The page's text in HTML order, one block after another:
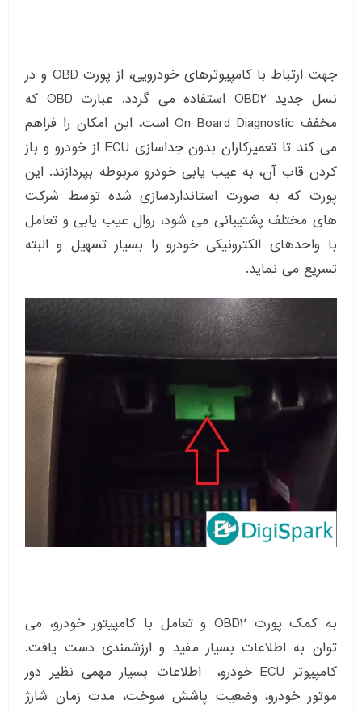
جهت ارتباط با کامپیوترهای خودرویی، از پورت OBD و در
نسل جدید OBD2 استفاده می گردد. عبارت OBD که
مخفف On Board Diagnostic است، این امکان را فراهم
می کند تا تعمیرکاران بدون جداسازی ECU از خودرو و باز
کردن قاب آن، به عیب یابی خودرو مربوطه بپردازند. این
پورت که به صورت استانداردسازی شده توسط شرکت
های مختلف پشتیبانی می شود، روال عیب یابی و تعامل
با واحدهای الکترونیکی خودرو را بسیار تسهیل و البته
تسریع می نماید.
به کمک پورت OBD2 و تعامل با کامپیتور خودرو، می
توان به اطلاعات بسیار مفید و ارزشمندی دست یافت.
کامپیوتر ECU خودرو، اطلاعات بسیار مهمی نظیر دور
موتور خودرو، وضعیت پاشش سوخت، مدت زمان شارژ